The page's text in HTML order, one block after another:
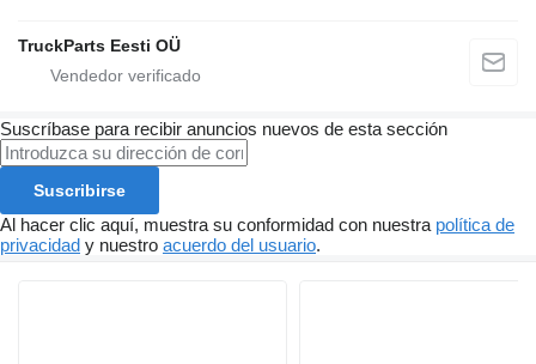
TruckParts Eesti OÜ
Suscríbase para recibir anuncios nuevos de esta sección
Suscribirse
Al hacer clic aquí, muestra su conformidad con nuestra política de
privacidad y nuestro acuerdo del usuario.